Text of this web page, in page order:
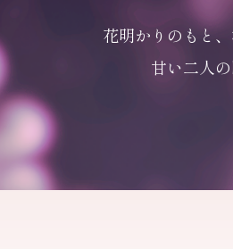
花明かりのもと、
甘い二人